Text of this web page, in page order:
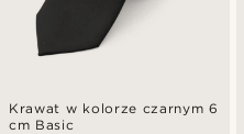
Krawat w kolorze czarnym 6
cm Basic